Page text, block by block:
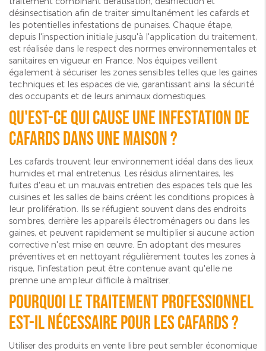
désinsectisation afin de traiter simultanément les cafards et
les potentielles infestations de punaises. Chaque étape,
depuis l'inspection initiale jusqu'à l'application du traitement,
est réalisée dans le respect des normes environnementales et
sanitaires en vigueur en France. Nos équipes veillent
également à sécuriser les zones sensibles telles que les gaines
techniques et les espaces de vie, garantissant ainsi la sécurité
des occupants et de leurs animaux domestiques.
Qu'est-ce qui cause une infestation de
cafards dans une maison ?
Les cafards trouvent leur environnement idéal dans des lieux
humides et mal entretenus. Les résidus alimentaires, les
fuites d'eau et un mauvais entretien des espaces tels que les
cuisines et les salles de bains créent les conditions propices à
leur prolifération. Ils se réfugient souvent dans des endroits
sombres, derrière les appareils électroménagers ou dans les
gaines, et peuvent rapidement se multiplier si aucune action
corrective n'est mise en œuvre. En adoptant des mesures
préventives et en nettoyant régulièrement toutes les zones à
risque, l'infestation peut être contenue avant qu'elle ne
prenne une ampleur difficile à maîtriser.
Pourquoi le traitement professionnel
est-il nécessaire pour les cafards ?
Utiliser des produits en vente libre peut sembler économique